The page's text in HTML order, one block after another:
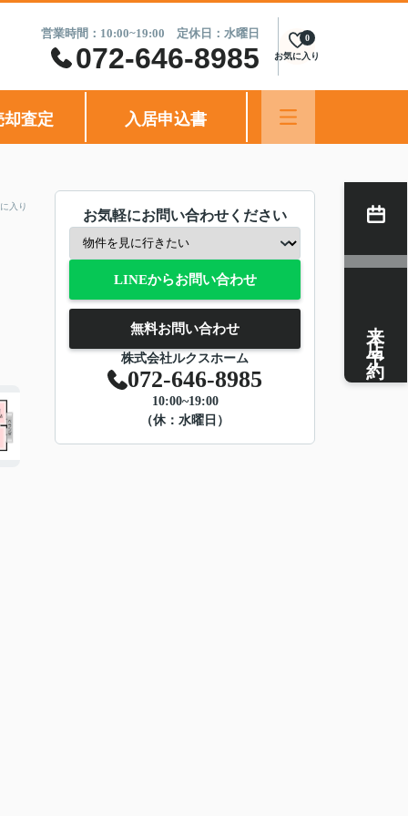
営業時間：10:00~19:00 定休日：水曜日
072-646-8985 お気に入り
0
却査定 入居申込書
入り
お気軽にお問い合わせください
LINEからお問い合わせ
無料お問い合わせ
株式会社ルクスホーム
072-646-8985
10:00~19:00
（休：水曜日）
来店予約